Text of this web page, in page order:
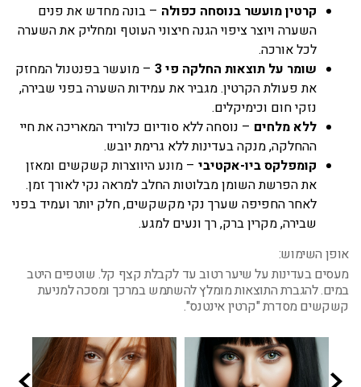
קרטין מועשר בנוסחה כפולה – בונה מחדש את פנים
השערה ויוצר ציפוי הגנה חיצוני העוטף ומחליק את השערה
לכל אורכה.
שומר על תוצאות החלקה פי 3
– מועשר בפנטנול המחזק
את פעולת הקרטין. מגביר את עמידות השערה בפני שבירה,
נזקי חום וכימיקלים.
ללא מלחים – נוסחה ללא סודיום כלוריד המאריכה את חיי
ההחלקה, מנקה בעדינות ללא גרימת יובש.
קומפלקס ביו-אקטיבי – מונע היווצרות קשקשים ומאזן
את הפרשת השומן מבלוטות החלב למראה נקי לאורך זמן.
לאחר החפיפה שערך נקי מקשקשים, חלק יותר ועמיד בפני
שבירה, מקרין ברק, רך ונעים למגע.
אופן השימוש:
מעסים בעדינות על שיער רטוב עד לקבלת קצף קל. שוטפים היטב
במים. להגברת התוצאות מומלץ להשתמש במרכך ומסכה למניעת
קשקשים מסדרת "קרטין אינטנס".